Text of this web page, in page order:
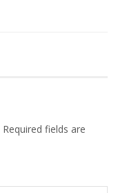
Required fields are